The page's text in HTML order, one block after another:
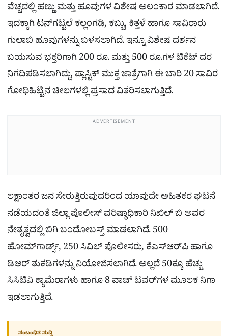
ವೆಚ್ಚದಲ್ಲಿ ಹಣ್ಣು ಮತ್ತು ಹೂವುಗಳ ವಿಶೇಷ ಅಲಂಕಾರ ಮಾಡಲಾಗಿದೆ.
ಇದಕ್ಕಾಗಿ ಟನ್‌ಗಟ್ಟಲೆ ಕಲ್ಲಂಗಡಿ, ಕಬ್ಬು, ಕಿತ್ತಳೆ ಹಾಗೂ ಸಾವಿರಾರು
ಗುಲಾಬಿ ಹೂವುಗಳನ್ನು ಬಳಸಲಾಗಿದೆ. ಇನ್ನೂ ವಿಶೇಷ ದರ್ಶನ
ಬಯಸುವ ಭಕ್ತರಿಗಾಗಿ 200 ರೂ. ಮತ್ತು 500 ರೂ.ಗಳ ಟಿಕೆಟ್ ದರ
ನಿಗದಿಪಡಿಸಲಾಗಿದ್ದು, ಪ್ಲಾಸ್ಟಿಕ್ ಮುಕ್ತ ಜಾತ್ರೆಗಾಗಿ ಈ ಬಾರಿ 20 ಸಾವಿರ
ಗೋಧಿಹಿಟ್ಟಿನ ಚೀಲಗಳಲ್ಲಿ ಪ್ರಸಾದ ವಿತರಿಸಲಾಗುತ್ತಿದೆ.
ADVERTISEMENT
ಲಕ್ಷಾಂತರ ಜನ ಸೇರುತ್ತಿರುವುದರಿಂದ ಯಾವುದೇ ಅಹಿತಕರ ಘಟನೆ
ನಡೆಯದಂತೆ ಜಿಲ್ಲಾ ಪೊಲೀಸ್ ವರಿಷ್ಠಾಧಿಕಾರಿ ನಿಖಿಲ್ ಬಿ ಅವರ
ನೇತೃತ್ವದಲ್ಲಿ ಬಿಗಿ ಬಂದೋಬಸ್ತ್ ಮಾಡಲಾಗಿದೆ. 500
ಹೋಮ್‌ಗಾರ್ಡ್ಸ್, 250 ಸಿವಿಲ್ ಪೊಲೀಸರು, ಕೆಎಸ್ಆರ್‌ಪಿ ಹಾಗೂ
ಡಿಆರ್ ತುಕಡಿಗಳನ್ನು ನಿಯೋಜಿಸಲಾಗಿದೆ. ಅಲ್ಲದೆ 50ಕ್ಕೂ ಹೆಚ್ಚು
ಸಿಸಿಟಿವಿ ಕ್ಯಾಮೆರಾಗಳು ಹಾಗೂ 8 ವಾಚ್ ಟವರ್‌ಗಳ ಮೂಲಕ ನಿಗಾ
ಇಡಲಾಗುತ್ತಿದೆ.
ಸಂಬಂಧಿತ ಸುದ್ದಿ